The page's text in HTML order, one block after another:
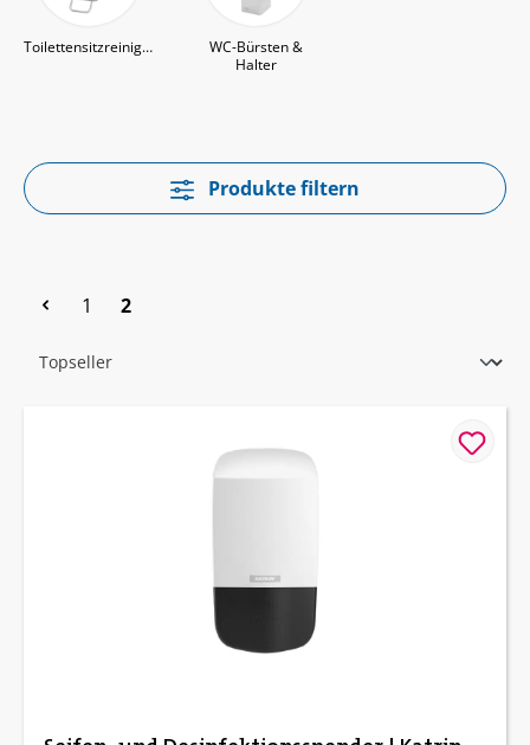
Toilettensitzreinigung
WC-Bürsten &
Halter
Produkte filtern
Seite
1 Seite
2